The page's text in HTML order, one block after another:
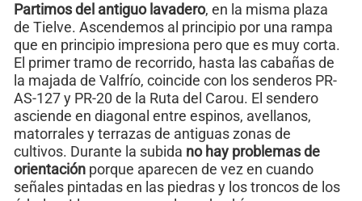
Partimos del antiguo lavadero, en la misma plaza
de Tielve. Ascendemos al principio por una rampa
que en principio impresiona pero que es muy corta.
El primer tramo de recorrido, hasta las cabañas de
la majada de Valfrío, coincide con los senderos PR-
AS-127 y PR-20 de la Ruta del Carou. El sendero
asciende en diagonal entre espinos, avellanos,
matorrales y terrazas de antiguas zonas de
cultivos. Durante la subida no hay problemas de
orientación porque aparecen de vez en cuando
señales pintadas en las piedras y los troncos de los